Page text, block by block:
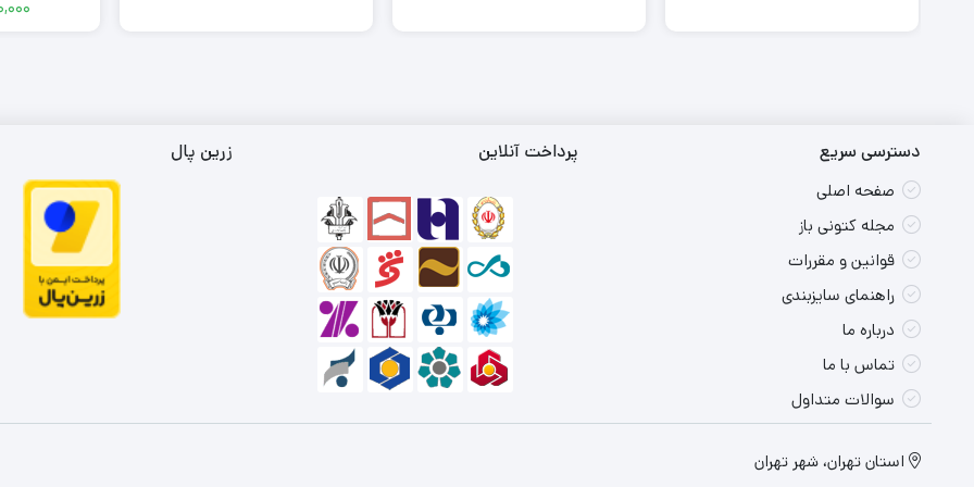
دسترسی سریع
صفحه اصلی
مجله کتونی باز
قوانین و مقررات
راهنمای سایزبندی
درباره ما
تماس با ما
سوالات متداول
پرداخت آنلاین زرین پال
استان تهران، شهر تهران